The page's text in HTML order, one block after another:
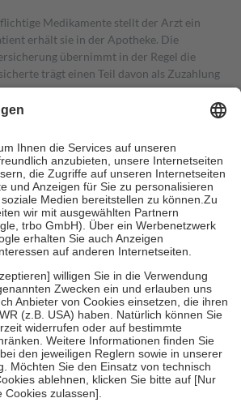
Medikamente stellt der Arzt ein
erhält sie in der Apotheke. Die
übernimmt in der Regel die
trägt einen Teil davon als Zuzahlung
Zuzahlungen in Höhe von zehn
Es sind jedoch nie mehr als die tatsächlichen
entrichten.
auch für Online-Apotheken.
Krankenpflege beträgt die
der Kosten sowie zehn Euro je
Versicherten für ihre eigene Gesundheit zu
Stellung der Familie zu unterstützen,
an bei:
bis zum vollendeten 18. Lebensjahr
und Früherkennung, die von der